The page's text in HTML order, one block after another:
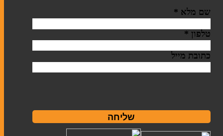
שם מלא *
טלפון *
כתובת מייל
שליחה